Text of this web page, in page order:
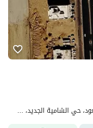
شارع الأمير عبدالله بن بندر بن عبدالعزيز آل سعود، حي الشامية الجديد، مكة